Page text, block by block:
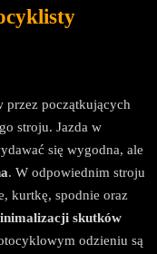
przez początkujących
stroju. Jazda w
się wygodna, ale
. W odpowiednim stroju
kurtkę, spodnie oraz
skutków
odzieniu są